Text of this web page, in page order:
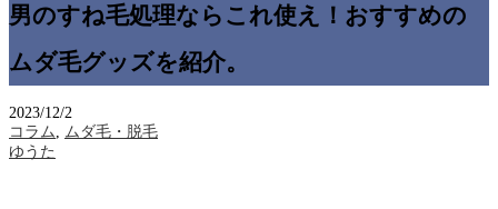
男のすね毛処理ならこれ使え！おすすめの
ムダ毛グッズを紹介。
2023/12/2
コラム
ムダ毛・脱毛
ゆうた